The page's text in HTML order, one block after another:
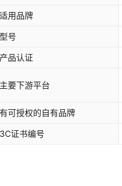
适用品牌
型号
产品认证
主要下游平台
有可授权的自有品牌
3C证书编号